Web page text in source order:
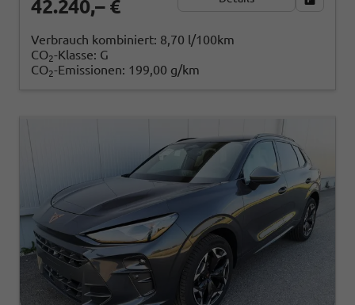
42.240,– €
Verbrauch kombiniert: 8,70 l/100km
CO2-Klasse: G
CO2-Emissionen: 199,00 g/km